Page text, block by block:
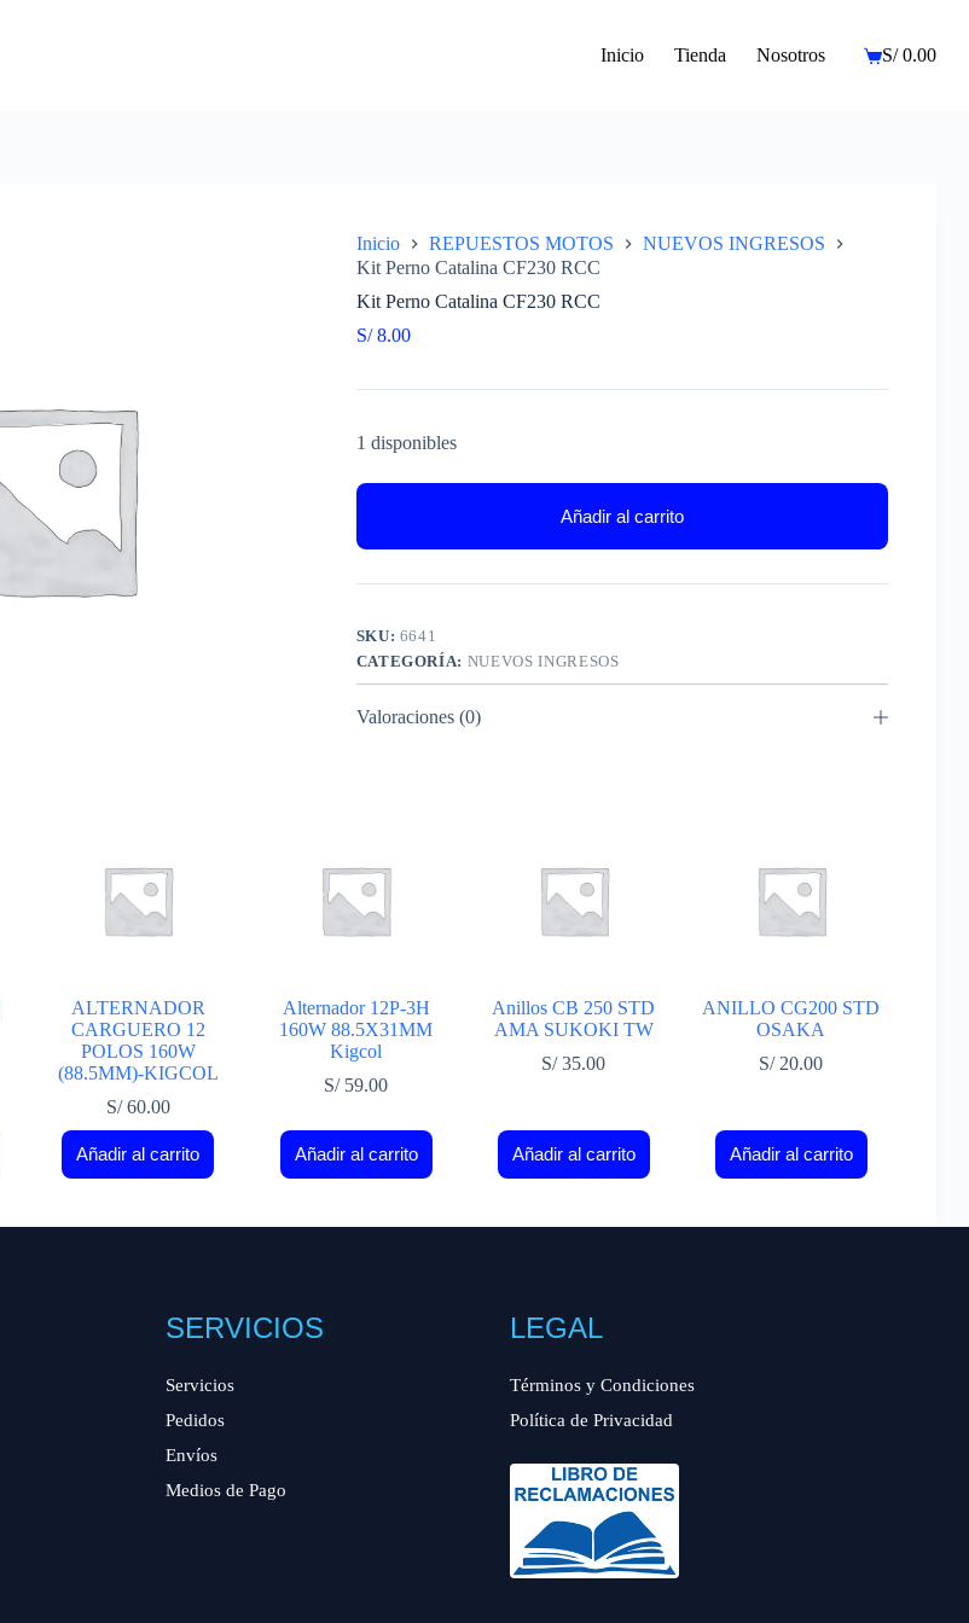
Inicio Tienda Nosotros
Carro
S/0.00
Inicio REPUESTOS MOTOS
NUEVOS INGRESOS
Kit Perno Catalina CF230 RCC
Kit Perno Catalina CF230 RCC
S/8.00
1 disponibles
Añadir al carrito
SKU: 6641
CATEGORÍA: NUEVOS INGRESOS
Valoraciones (0)
ALTERNADOR
CARGUERO 12
POLOS 160W
(88.5MM)-KIGCOL
S/60.00
Añadir al carrito
Alternador 12P-3H
160W 88.5X31MM
Kigcol
S/59.00
Añadir al carrito
Anillos CB 250 STD
AMA SUKOKI TW
S/35.00
Añadir al carrito
ANILLO CG200 STD
OSAKA
S/20.00
Añadir al carrito
SERVICIOS
Servicios
Pedidos
Envíos
Medios de Pago
LEGAL
Términos y Condiciones
Política de Privacidad